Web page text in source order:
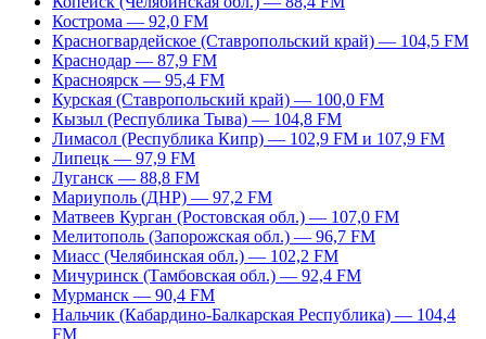
Кострома — 92,0 FM
Красногвардейское (Ставропольский край) — 104,5 FM
Краснодар — 87,9 FM
Красноярск — 95,4 FM
Курская (Ставропольский край) — 100,0 FM
Кызыл (Республика Тыва) — 104,8 FM
Лимасол (Республика Кипр) — 102,9 FM и 107,9 FM
Липецк — 97,9 FM
Луганск — 88,8 FM
Мариуполь (ДНР) — 97,2 FM
Матвеев Курган (Ростовская обл.) — 107,0 FM
Мелитополь (Запорожская обл.) — 96,7 FM
Миасс (Челябинская обл.) — 102,2 FM
Мичуринск (Тамбовская обл.) — 92,4 FM
Мурманск — 90,4 FM
Нальчик (Кабардино-Балкарская Республика) — 104,4
FM